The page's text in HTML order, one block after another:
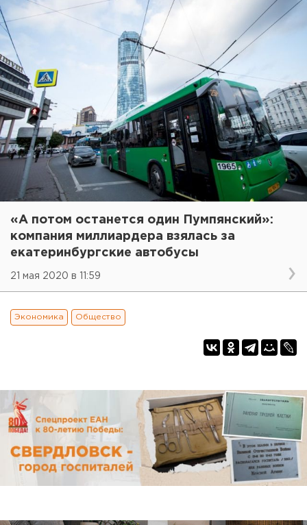
«А потом останется один Пумпянский»:
компания миллиардера взялась за
екатеринбургские автобусы
21 мая 2020 в 11:59
Экономика Общество